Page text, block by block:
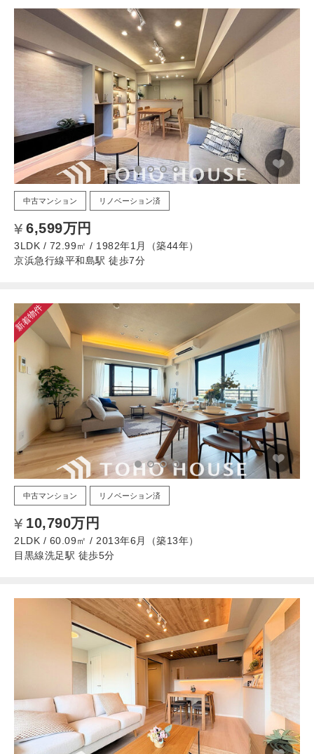
中古マンション リノベーション済
6,599万円
3LDK / 72.99㎡ / 1982年1月（築44年）
京浜急行線平和島駅 徒歩7分
新着物件
中古マンション リノベーション済
10,790万円
2LDK / 60.09㎡ / 2013年6月（築13年）
目黒線洗足駅 徒歩5分